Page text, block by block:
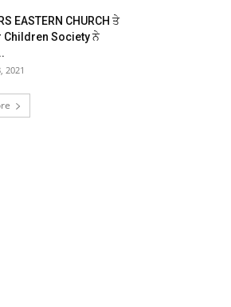
EASTERN CHURCH ਤੇ
Children Society ਨੇ
2021